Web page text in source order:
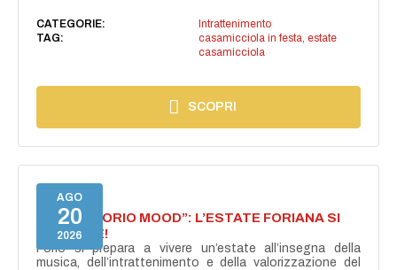
CATEGORIE:
Intrattenimento
TAG:
casamicciola in festa estate
casamicciola
SCOPRI
AGO
20
2026
NASCE “FORIO MOOD”: L’ESTATE FORIANA SI
ACCENDE!
Forio si prepara a vivere un’estate all’insegna della
musica, dell’intrattenimento e della valorizzazione del